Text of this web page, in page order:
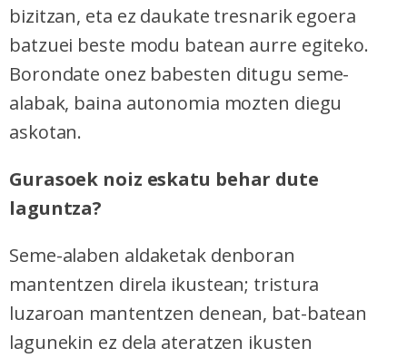
bizitzan, eta ez daukate tresnarik egoera
batzuei beste modu batean aurre egiteko.
Borondate onez babesten ditugu seme-
alabak, baina autonomia mozten diegu
askotan.
Gurasoek noiz eskatu behar dute
laguntza?
Seme-alaben aldaketak denboran
mantentzen direla ikustean; tristura
luzaroan mantentzen denean, bat-batean
lagunekin ez dela ateratzen ikusten